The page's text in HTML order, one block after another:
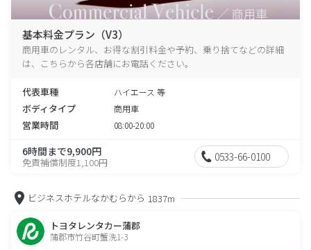
基本料金プラン（V3）
商用車のレンタル、お得な割引料金や予約、乗り捨てなどの詳細
は、こちらから各店舗にお電話ください。
代表車種 ハイエース 等
ボディタイプ 商用車
営業時間 08:00-20:00
6時間まで9,900円
免責補償制度1,100円 0533-66-0100
ビジネスホテルなかむらから 1837m
トヨタレンタカー蒲郡
蒲郡市竹谷町蟹洗1-3